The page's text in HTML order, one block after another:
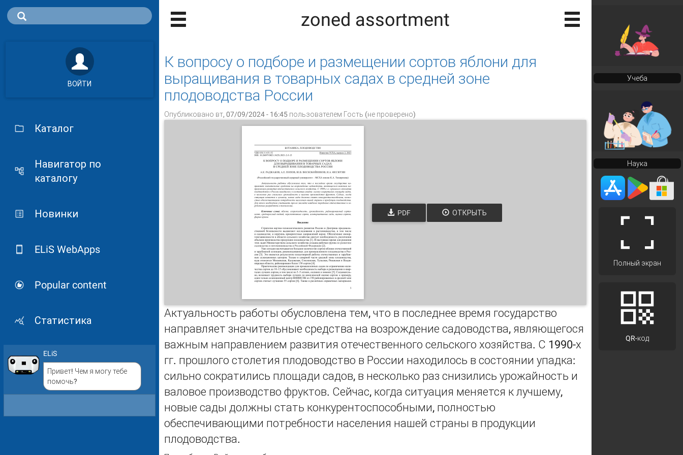
ВОЙТИ
Каталог
Навигатор по
каталогу
Новинки
ELiS WebApps
Popular content
Статистика
ELiS
Привет! Чем я могу тебе
помочь?
zoned assortment
К вопросу о подборе и размещении сортов яблони для
выращивания в товарных садах в средней зоне
плодоводства России
Опубликовано вт, 07/09/2024 - 16:45 пользователем Гость (не проверено)
PDF ОТКРЫТЬ
Актуальность работы обусловлена тем, что в последнее время государство
направляет значительные средства на возрождение садоводства, являющегося
важным направлением развития отечественного сельского хозяйства. С 1990-х
гг. прошлого столетия плодоводство в России находилось в состоянии упадка:
сильно сократились площади садов, в несколько раз снизились урожайность и
валовое производство фруктов. Сейчас, когда ситуация меняется к лучшему,
новые сады должны стать конкурентоспособными, полностью
обеспечивающими потребности населения нашей страны в продукции
плодоводства.
Учеба
Наука
Полный экран
QR-код